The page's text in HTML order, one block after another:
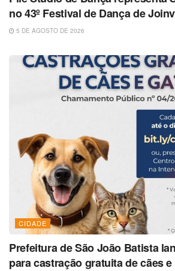
no 43º Festival de Dança de
5 DE AGOSTO DE 2026
CIDADE
Prefeitura de São João Batista
para castração gratuita de cães